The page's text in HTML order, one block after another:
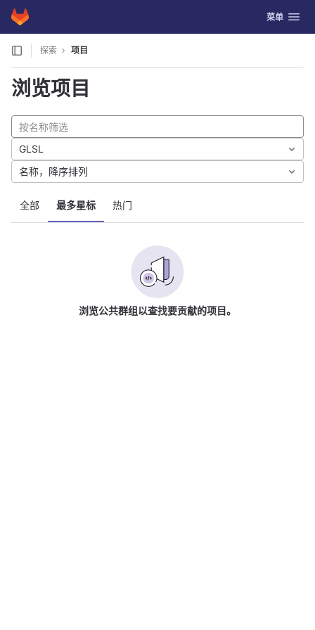
Skip to content
GitLab 切换导航
菜单
探索 项目
浏览项目
全部 最多星标 热门
GLSL
名称，降序排列
浏览公共群组以查找要贡献的项目。